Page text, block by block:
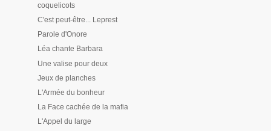
coquelicots
C'est peut-être... Leprest
Parole d'Onore
Léa chante Barbara
Une valise pour deux
Jeux de planches
L'Armée du bonheur
La Face cachée de la mafia
L'Appel du large